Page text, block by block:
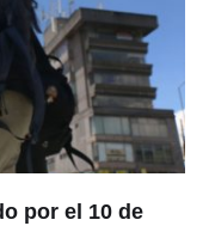
por el 10 de